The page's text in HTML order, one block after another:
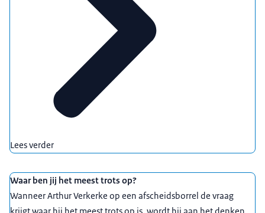
Lees verder
Waar ben jij het meest trots op?
Wanneer Arthur Verkerke op een afscheidsborrel de vraag